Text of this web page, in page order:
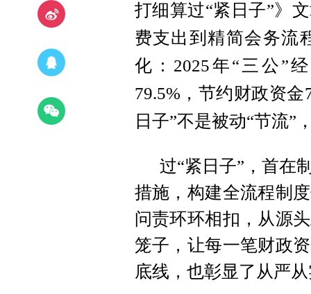
打细算过“紧日子”》
费支出到精简会务流
化：2025年“三公”
79.5%，节约财政资
日子”不是被动“节流”
过“紧日子”，首在
措施，构建全流程制
问责环环相扣，从源
笼子，让每一笔财政
底线，也彰显了从严